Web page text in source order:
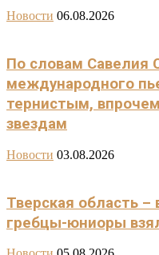
Новости 06.08.2026
По словам Савелия
международного
тернистым,
звездам
Новости 03.08.2026
Тверская область
гребцы-юниоры